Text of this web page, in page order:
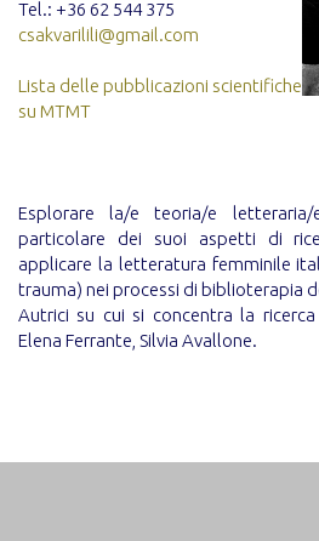
Tel.: +36 62 544 375
csakvarilili@gmail.com
Lista delle pubblicazioni scientifiche
su MTMT
Esplorare la/e teoria/e
particolare dei suoi aspetti di
applicare la letteratura femminile
trauma) nei processi di biblioterapia
Autrici su cui si concentra la
Elena Ferrante, Silvia Avallone.